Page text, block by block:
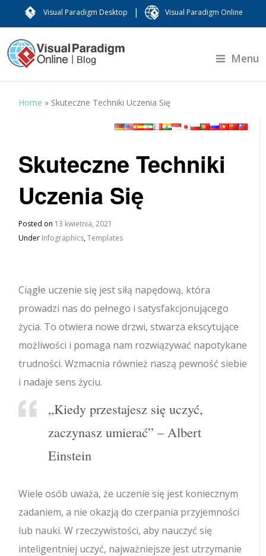
Visual Paradigm Desktop | Visual Paradigm Online
Menu
Home » Skuteczne Techniki Uczenia Się
Skuteczne Techniki
Uczenia Się
Posted on 13 kwietnia, 2021
Under Infographics,Templates
Ciągłe uczenie się jest siłą napędową, która
prowadzi nas do pełnego i satysfakcjonującego
życia. To otwiera nowe drzwi, stwarza ekscytujące
możliwości i pomaga nam rozwiązywać napotykane
trudności. Wzmacnia również naszą pewność siebie
i nadaje sens życiu.
„Kiedy przestajesz się uczyć,
zaczynasz umierać” – Albert
Einstein
Wiele osób uważa, że ​​uczenie się jest koniecznym
zadaniem, a nie okazją do czerpania przyjemności
lub nauki. W rzeczywistości, aby nauczyć się
inteligentniej uczyć, najważniejsze jest utrzymanie